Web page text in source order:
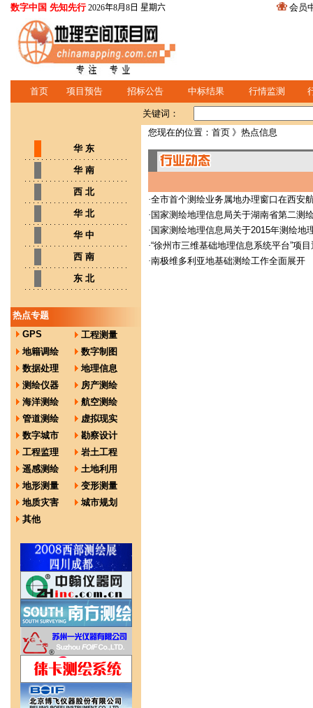
数字中国 先知先行 2026年8月8日 星期六 会员
首页 项目预告 招标公告 中标结果 行情监测
关键词：
华 东
华 南
西 北
华 北
华 中
西 南
东 北
热点专题
GPS
工程测量
地籍调绘
数字制图
数据处理
地理信息
测绘仪器
房产测绘
海洋测绘
航空测绘
管道测绘
虚拟现实
数字城市
勘察设计
工程监理
岩土工程
遥感测绘
土地利用
地形测量
变形测量
地质灾害
城市规划
其他
您现在的位置： 首页 》热点信息
·全市首个测绘业务属地办理窗口在西安
· 国家测绘地理信息局关于湖南省第二测
· 国家测绘地理信息局关于2015年测绘地
·“徐州市三维基础地理信息系统平台”项
·南极维多利亚地基础测绘工作全面展开